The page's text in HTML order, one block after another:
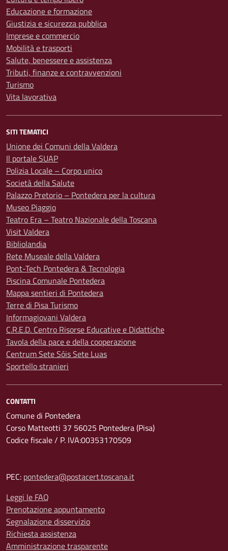
Educazione e formazione
Giustizia e sicurezza pubblica
Imprese e commercio
Mobilità e trasporti
Salute, benessere e assistenza
Tributi, finanze e contravvenzioni
Turismo
Vita lavorativa
SITI TEMATICI
Unione dei Comuni della Valdera
Il portale SUAP
Polizia Locale – Corpo unico
Società della Salute
Palazzo Pretorio – Pontedera per la cultura
Museo Piaggio
Teatro Era – Teatro Nazionale della Toscana
Visit Valdera
Bibliolandia
Rete Museale della Valdera
Pont-Tech Pontedera & Tecnologia
Piscina Comunale Pontedera
Mappa sentieri di Pontedera
Terre di Pisa Turismo
Informagiovani Valdera
C.R.E.D. Centro Risorse Educative e Didattiche
Tavola della pace e della cooperazione
Centrum Sete Sóis Sete Luas
Sportello stranieri
CONTATTI
Comune di Pontedera
Corso Matteotti 37 56025 Pontedera (Pisa)
Codice fiscale / P. IVA:00353170509
PEC: pontedera@postacert.toscana.it
Leggi le FAQ
Prenotazione appuntamento
Segnalazione disservizio
Richiesta assistenza
Amministrazione trasparente